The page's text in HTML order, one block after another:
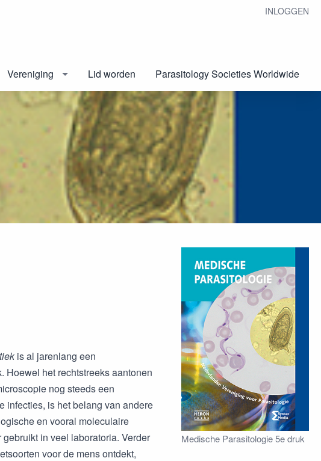
INLOGGEN
Vereniging Lid worden Parasitology Societies Worldwide
is al jarenlang een
Hoewel het rechtstreeks aantonen
nog steeds een
infecties, is het belang van andere
en vooral moleculaire
in veel laboratoria. Verder
voor de mens ontdekt,
Medische Parasitologie 5e druk